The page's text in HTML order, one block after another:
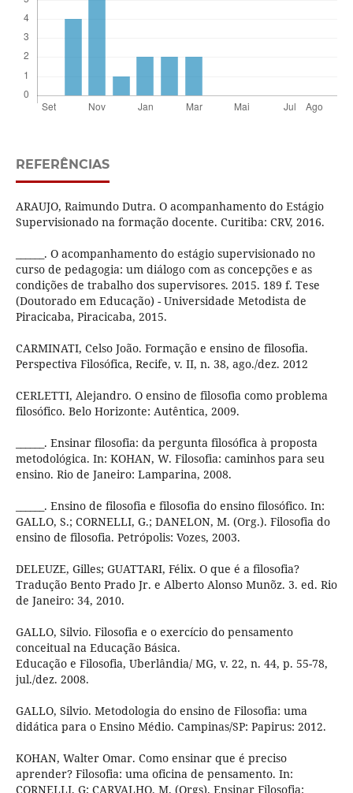
REFERÊNCIAS
ARAUJO, Raimundo Dutra. O acompanhamento do Estágio
Supervisionado na formação docente. Curitiba: CRV, 2016.
______. O acompanhamento do estágio supervisionado no
curso de pedagogia: um diálogo com as concepções e as
condições de trabalho dos supervisores. 2015. 189 f. Tese
(Doutorado em Educação) - Universidade Metodista de
Piracicaba, Piracicaba, 2015.
CARMINATI, Celso João. Formação e ensino de filosofia.
Perspectiva Filosófica, Recife, v. II, n. 38, ago./dez. 2012
CERLETTI, Alejandro. O ensino de filosofia como problema
filosófico. Belo Horizonte: Autêntica, 2009.
______. Ensinar filosofia: da pergunta filosófica à proposta
metodológica. In: KOHAN, W. Filosofia: caminhos para seu
ensino. Rio de Janeiro: Lamparina, 2008.
______. Ensino de filosofia e filosofia do ensino filosófico. In:
GALLO, S.; CORNELLI, G.; DANELON, M. (Org.). Filosofia do
ensino de filosofia. Petrópolis: Vozes, 2003.
DELEUZE, Gilles; GUATTARI, Félix. O que é a filosofia?
Tradução Bento Prado Jr. e Alberto Alonso Munõz. 3. ed. Rio
de Janeiro: 34, 2010.
GALLO, Silvio. Filosofia e o exercício do pensamento
conceitual na Educação Básica.
Educação e Filosofia, Uberlândia/ MG, v. 22, n. 44, p. 55-78,
jul./dez. 2008.
GALLO, Silvio. Metodologia do ensino de Filosofia: uma
didática para o Ensino Médio. Campinas/SP: Papirus: 2012.
KOHAN, Walter Omar. Como ensinar que é preciso
aprender? Filosofia: uma oficina de pensamento. In:
CORNELLI, G; CARVALHO, M. (Orgs). Ensinar Filosofia: